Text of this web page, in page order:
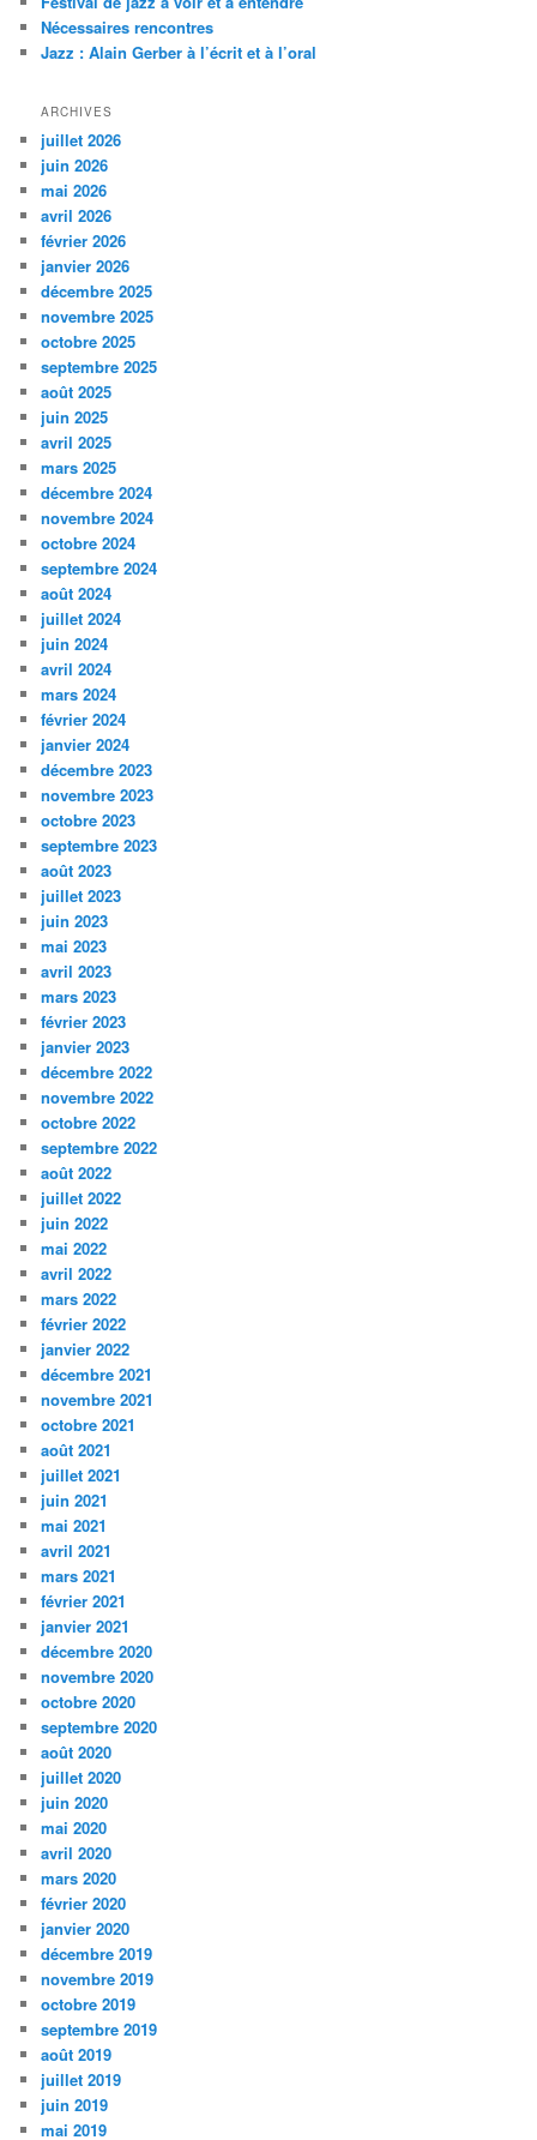
h
e
Nécessaires rencontres
Jazz : Alain Gerber à l’écrit et à l’oral
ARCHIVES
juillet 2026
juin 2026
mai 2026
avril 2026
février 2026
janvier 2026
décembre 2025
novembre 2025
octobre 2025
septembre 2025
août 2025
juin 2025
avril 2025
mars 2025
décembre 2024
novembre 2024
octobre 2024
septembre 2024
août 2024
juillet 2024
juin 2024
avril 2024
mars 2024
février 2024
janvier 2024
décembre 2023
novembre 2023
octobre 2023
septembre 2023
août 2023
juillet 2023
juin 2023
mai 2023
avril 2023
mars 2023
février 2023
janvier 2023
décembre 2022
novembre 2022
octobre 2022
septembre 2022
août 2022
juillet 2022
juin 2022
mai 2022
avril 2022
mars 2022
février 2022
janvier 2022
décembre 2021
novembre 2021
octobre 2021
août 2021
juillet 2021
juin 2021
mai 2021
avril 2021
mars 2021
février 2021
janvier 2021
décembre 2020
novembre 2020
octobre 2020
septembre 2020
août 2020
juillet 2020
juin 2020
mai 2020
avril 2020
mars 2020
février 2020
janvier 2020
décembre 2019
novembre 2019
octobre 2019
septembre 2019
août 2019
juillet 2019
juin 2019
mai 2019